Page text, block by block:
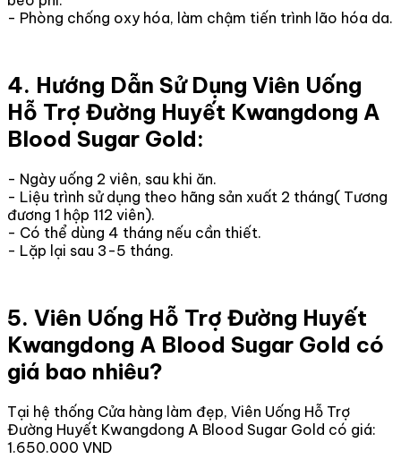
- Phòng chống oxy hóa, làm chậm tiến trình lão hóa da.
4. Hướng Dẫn Sử Dụng Viên Uống
Hỗ Trợ Đường Huyết Kwangdong A
Blood Sugar Gold:
- Ngày uống 2 viên, sau khi ăn.
- Liệu trình sử dụng theo hãng sản xuất 2 tháng( Tương
đương 1 hộp 112 viên).
- Có thể dùng 4 tháng nếu cần thiết.
- Lặp lại sau 3-5 tháng.
5. Viên Uống Hỗ Trợ Đường Huyết
Kwangdong A Blood Sugar Gold có
giá bao nhiêu?
Tại hệ thống Cửa hàng làm đẹp, Viên Uống Hỗ Trợ
Đường Huyết Kwangdong A Blood Sugar Gold có giá:
1.650.000 VND